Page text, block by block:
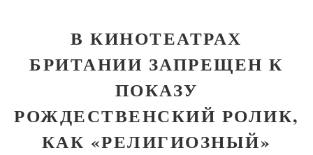
В КИНОТЕАТРАХ
БРИТАНИИ ЗАПРЕЩЕН К
ПОКАЗУ
РОЖДЕСТВЕНСКИЙ РОЛИК,
КАК «РЕЛИГИОЗНЫЙ»